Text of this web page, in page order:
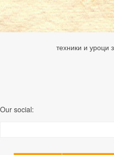
техники и уроци
Our social: